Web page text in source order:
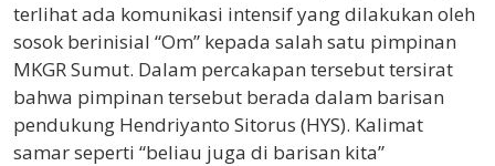
terlihat ada komunikasi intensif yang dilakukan oleh
sosok berinisial “Om” kepada salah satu pimpinan
MKGR Sumut. Dalam percakapan tersebut tersirat
bahwa pimpinan tersebut berada dalam barisan
pendukung Hendriyanto Sitorus (HYS). Kalimat
samar seperti “beliau juga di barisan kita”